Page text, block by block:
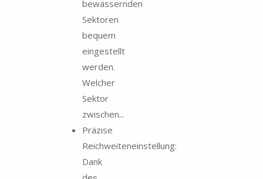
bewässernden
Sektoren
bequem
eingestellt
werden.
Welcher
Sektor
zwischen...
Präzise
Reichweiteneinstellung:
Dank